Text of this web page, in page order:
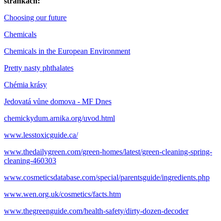
Choosing our future
Chemicals
Chemicals in the European Environment
Pretty nasty phthalates
Chémia krásy
Jedovatá vůne domova - MF Dnes
chemickydum.arnika.org/uvod.html
www.lesstoxicguide.ca/
www.thedailygreen.com/green-homes/latest/green-cleaning-spring-
cleaning-460303
www.cosmeticsdatabase.com/special/parentsguide/ingredients.php
www.wen.org.uk/cosmetics/facts.htm
www.thegreenguide.com/health-safety/dirty-dozen-decoder